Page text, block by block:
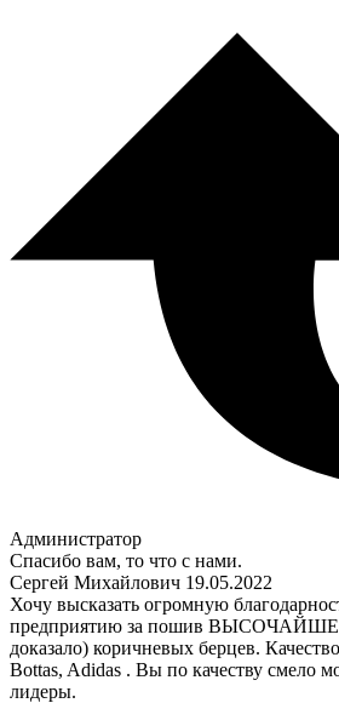
Администратор
Спасибо вам, то что с нами.
Сергей Михайлович 19.05.2022
Хочу высказать огромную
предприятию за пошив
доказало) коричневых берцев.
Bottas, Adidas . Вы по качеству смело
лидеры.